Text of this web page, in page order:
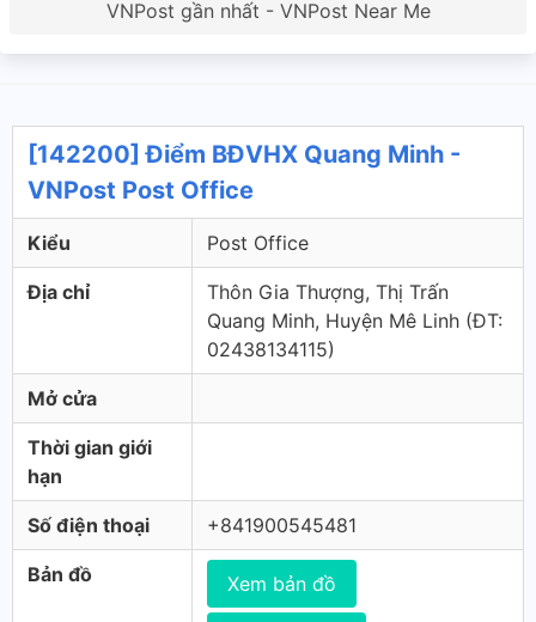
VNPost gần nhất - VNPost Near Me
[142200] Điểm BĐVHX Quang Minh -
VNPost Post Office
Kiểu Post Office
Địa chỉ
Thôn Gia Thượng, Thị Trấn
Quang Minh, Huyện Mê Linh (ÐT:
02438134115)
Mở cửa
Thời gian giới
hạn
Số điện thoại +841900545481
Bản đồ Xem bản đồ